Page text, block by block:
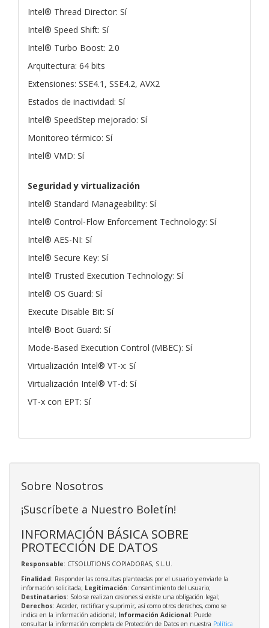
Intel® Thread Director: Sí
Intel® Speed Shift: Sí
Intel® Turbo Boost: 2.0
Arquitectura: 64 bits
Extensiones: SSE4.1, SSE4.2, AVX2
Estados de inactividad: Sí
Intel® SpeedStep mejorado: Sí
Monitoreo térmico: Sí
Intel® VMD: Sí
Seguridad y virtualización
Intel® Standard Manageability: Sí
Intel® Control-Flow Enforcement Technology: Sí
Intel® AES-NI: Sí
Intel® Secure Key: Sí
Intel® Trusted Execution Technology: Sí
Intel® OS Guard: Sí
Execute Disable Bit: Sí
Intel® Boot Guard: Sí
Mode-Based Execution Control (MBEC): Sí
Virtualización Intel® VT-x: Sí
Virtualización Intel® VT-d: Sí
VT-x con EPT: Sí
Sobre Nosotros
¡Suscríbete a Nuestro Boletín!
INFORMACIÓN BÁSICA SOBRE
PROTECCIÓN DE DATOS
Responsable: CTSOLUTIONS COPIADORAS, S.L.U.
Finalidad: Responder las consultas planteadas por el usuario y enviarle la
información solicitada; Legitimación: Consentimiento del usuario;
Destinatarios: Solo se realizan cesiones si existe una obligación legal;
Derechos: Acceder, rectificar y suprimir, así como otros derechos, como se
indica en la información adicional; Información Adicional: Puede
consultar la información completa de Protección de Datos en nuestra Política